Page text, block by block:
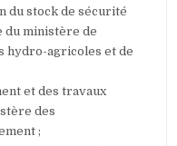
du stock de sécurité
du ministère de
hydro-agricoles et de
et des travaux
des
;